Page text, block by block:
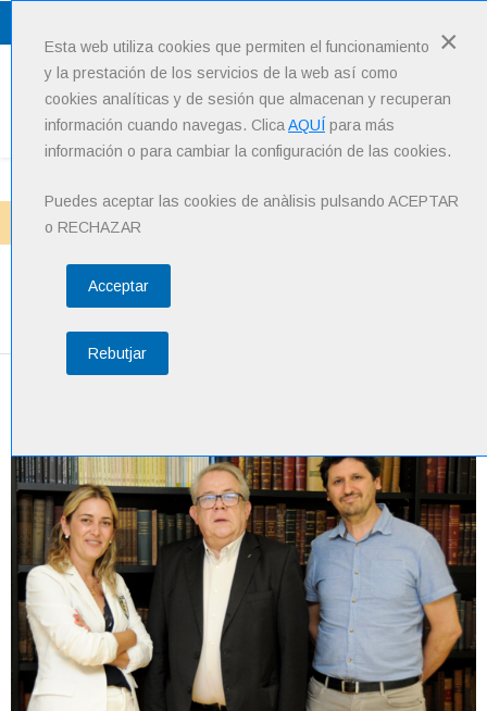
×
Esta web utiliza cookies que permiten el funcionamiento
y la prestación de los servicios de la web así como
cookies analíticas y de sesión que almacenan y recuperan
información cuando navegas. Clica AQUÍ para más
información o para cambiar la configuración de las cookies.
Puedes aceptar las cookies de anàlisis pulsando ACEPTAR
o RECHAZAR
Acceptar
Rebutjar
Menu
Noticias Acuerdo WMA-CoDiNuCat
Acuerdo WMA-CoDiNuCat